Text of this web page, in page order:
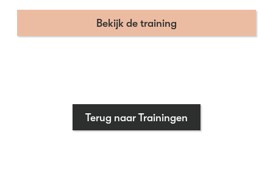
Bekijk de training
Terug naar Trainingen